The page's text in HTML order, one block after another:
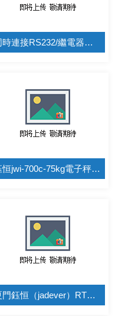
同時連接RS232/繼電器信號JWI-700C電子秤60kg/2g鈺恒電子秤
鈺恒jwi-700c-75kg電子秤（jadever）JWI-700C-75kg報警電子秤
夏門鈺恒（jadever）RTC功能電子秤 jwi-700c專業螺絲計數電子秤